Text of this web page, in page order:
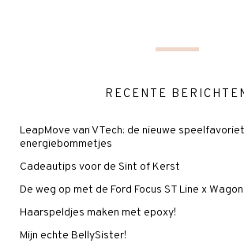
RECENTE
LeapMove van VTech: de nieuwe
energiebommetjes
Cadeautips voor de Sint of Kerst
De weg op met de Ford Focus ST Line x Wagon
Haarspeldjes maken met epoxy!
Mijn echte BellySister!